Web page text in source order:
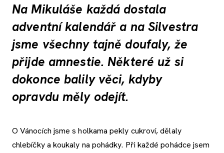
Na Mikuláše každá dostala
adventní kalendář a na Silvestra
jsme všechny tajně doufaly, že
přijde amnestie. Některé už si
dokonce balily věci, kdyby
opravdu měly odejít.
O Vánocích jsme s holkama pekly cukroví, dělaly
chlebíčky a koukaly na pohádky. Při každé pohádce jsem